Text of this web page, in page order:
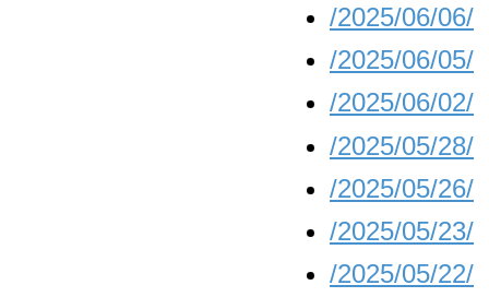
/2025/06/06/
/2025/06/05/
/2025/06/02/
/2025/05/28/
/2025/05/26/
/2025/05/23/
/2025/05/22/